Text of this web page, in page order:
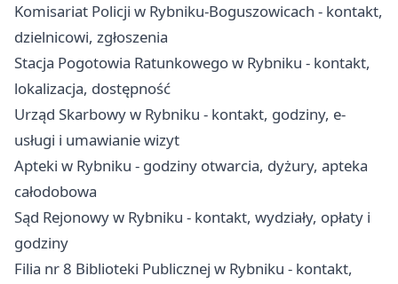
Komisariat Policji w Rybniku-Boguszowicach - kontakt,
dzielnicowi, zgłoszenia
Stacja Pogotowia Ratunkowego w Rybniku - kontakt,
lokalizacja, dostępność
Urząd Skarbowy w Rybniku - kontakt, godziny, e-
usługi i umawianie wizyt
Apteki w Rybniku - godziny otwarcia, dyżury, apteka
całodobowa
Sąd Rejonowy w Rybniku - kontakt, wydziały, opłaty i
godziny
Filia nr 8 Biblioteki Publicznej w Rybniku - kontakt,